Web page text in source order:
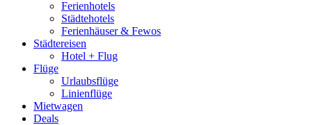
Ferienhotels
Städtehotels
Ferienhäuser & Fewos
Städtereisen
Hotel + Flug
Flüge
Urlaubsflüge
Linienflüge
Mietwagen
Deals